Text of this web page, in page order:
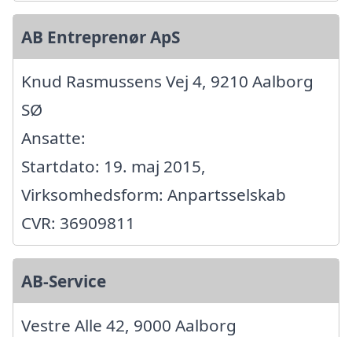
AB Entreprenør ApS
Knud Rasmussens Vej 4, 9210 Aalborg
SØ
Ansatte:
Startdato: 19. maj 2015,
Virksomhedsform: Anpartsselskab
CVR: 36909811
AB-Service
Vestre Alle 42, 9000 Aalborg